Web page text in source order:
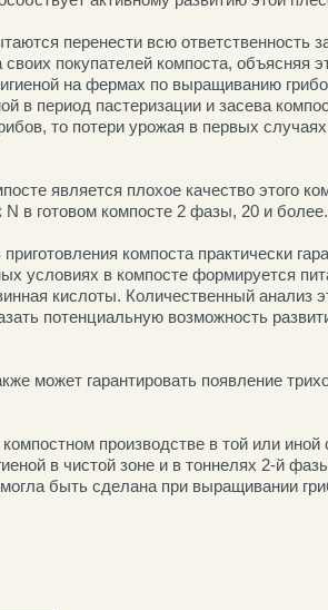
перенести всю ответственность
покупателей компоста, объясняя
на фермах по выращиванию
в период пастеризации и засева
то потери урожая в первых
является плохое качество этого
в готовом компосте 2 фазы, 20 и более.
компоста практически
условиях в компосте формируется
кислоты. Количественный анализ
потенциальную возможность
может гарантировать появление
производстве в той или иной
в чистой зоне и в тоннелях 2-й
быть сделана при выращивании